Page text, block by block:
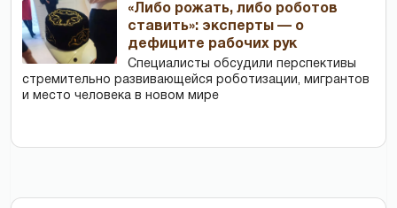
«Либо рожать, либо роботов
ставить»: эксперты — о
дефиците рабочих рук
Специалисты обсудили перспективы
стремительно развивающейся роботизации, мигрантов
и место человека в новом мире